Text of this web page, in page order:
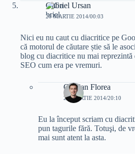
Gabriel Ursan
20 MARTIE 2014/00:03
Nici eu nu caut cu diacritice pe
că motorul de căutare știe să le
blog cu diacritice nu mai reprezintă
SEO cum era pe vremuri.
Cristian Florea
20 MARTIE 2014/20:10
Eu la început scriam cu
pun tagurile fără. Totuşi, de
mai sunt atent la asta.